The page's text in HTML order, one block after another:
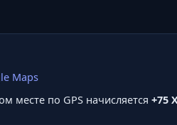
Maps
месте по GPS начисляется +75